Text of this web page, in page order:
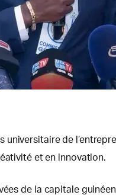
universitaire de
et en innovation.
de la capitale